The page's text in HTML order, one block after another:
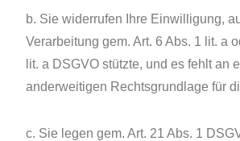
b. Sie widerrufen Ihre Einwilligung,
Verarbeitung gem. Art. 6 Abs. 1 lit. a
lit. a DSGVO stützte, und es fehlt an
anderweitigen Rechtsgrundlage für
c. Sie legen gem. Art. 21 Abs. 1